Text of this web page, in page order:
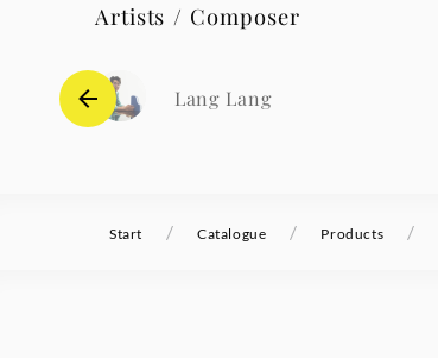
Artists / Composer
Lang Lang
Start / Catalogue / Products /